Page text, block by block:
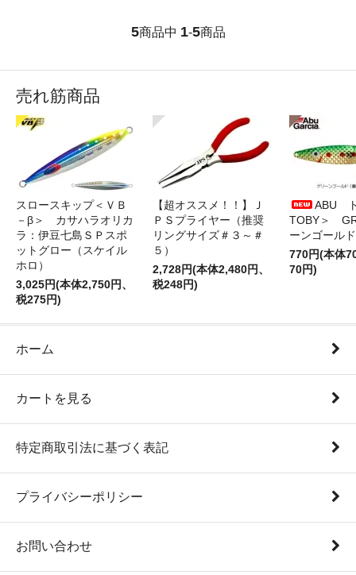
5商品中 1-5商品
売れ筋商品
スロースキップ＜ＶＢ
－β＞ カサハラオリカ
ラ：伊豆七島ＳＰスポ
ットグロー（スケイル
ホロ）
3,025円(本体2,750円、
税275円)
【超オススメ！！】Ｊ
ＰＳプライヤー（推奨
リングサイズ＃３～＃
５）
2,728円(本体2,480円、
税248円)
ABU
TOBY＞
ーンゴールド
770円(本体
70円)
ホーム
カートを見る
特定商取引法に基づく表記
プライバシーポリシー
お問い合わせ